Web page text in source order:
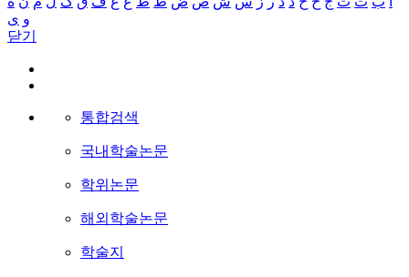
و ی
닫기
통합검색
국내학술논문
학위논문
해외학술논문
학술지